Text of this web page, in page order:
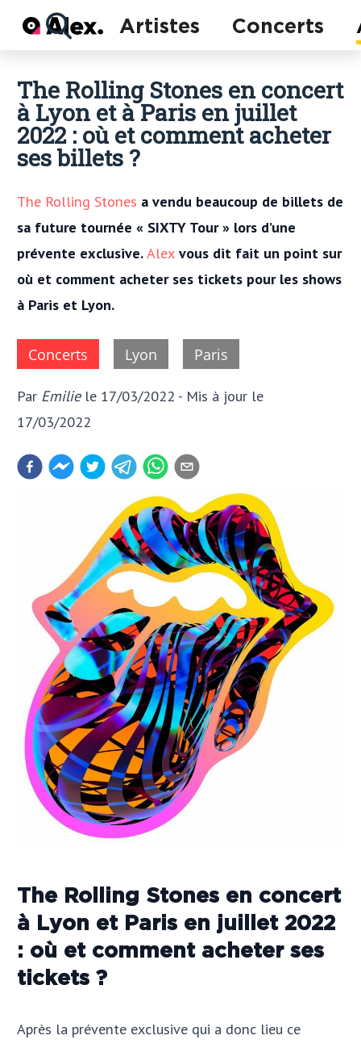
Artistes Concerts
Concerts
The Rolling Stones en concert
à Lyon et à Paris en juillet
2022 : où et comment acheter
ses billets ?
The Rolling Stones a vendu beaucoup de billets de
sa future tournée « SIXTY Tour » lors d’une
prévente exclusive.Alex vous dit fait un point sur
où et comment acheter ses tickets pour les shows
à Paris et Lyon.
Concerts Lyon Paris
Par Emilie le 17/03/2022 - Mis à jour le
17/03/2022
The Rolling Stones en concert
à Lyon et Paris en juillet 2022
: où et comment acheter ses
tickets ?
Après la prévente exclusive qui a donc lieu ce